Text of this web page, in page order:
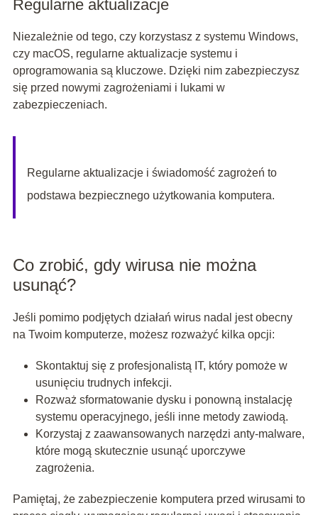
Regularne aktualizacje
Niezależnie od tego, czy korzystasz z systemu Windows,
czy macOS, regularne aktualizacje systemu i
oprogramowania są kluczowe. Dzięki nim zabezpieczysz
się przed nowymi zagrożeniami i lukami w
zabezpieczeniach.
Regularne aktualizacje i świadomość zagrożeń to
podstawa bezpiecznego użytkowania komputera.
Co zrobić, gdy wirusa nie można
usunąć?
Jeśli pomimo podjętych działań wirus nadal jest obecny
na Twoim komputerze, możesz rozważyć kilka opcji:
Skontaktuj się z profesjonalistą IT, który pomoże w
usunięciu trudnych infekcji.
Rozważ sformatowanie dysku i ponowną instalację
systemu operacyjnego, jeśli inne metody zawiodą.
Korzystaj z zaawansowanych narzędzi anty-malware,
które mogą skutecznie usunąć uporczywe
zagrożenia.
Pamiętaj, że zabezpieczenie komputera przed wirusami to